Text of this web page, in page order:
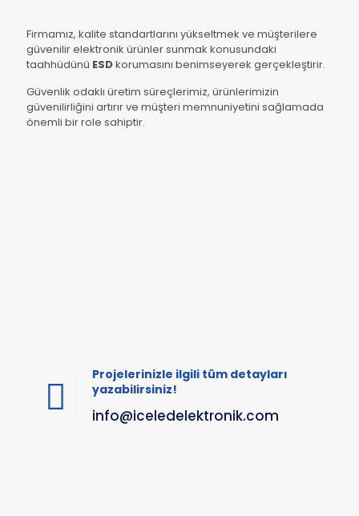
Firmamız, kalite standartlarını yükseltmek ve müşterilere
güvenilir elektronik ürünler sunmak konusundaki
taahhüdünü ESDkorumasını benimseyerek gerçekleştirir.
Güvenlik odaklı üretim süreçlerimiz, ürünlerimizin
güvenilirliğini artırır ve müşteri memnuniyetini sağlamada
önemli bir role sahiptir.
Projelerinizle ilgili tüm detayları
yazabilirsiniz!
info@iceledelektronik.com